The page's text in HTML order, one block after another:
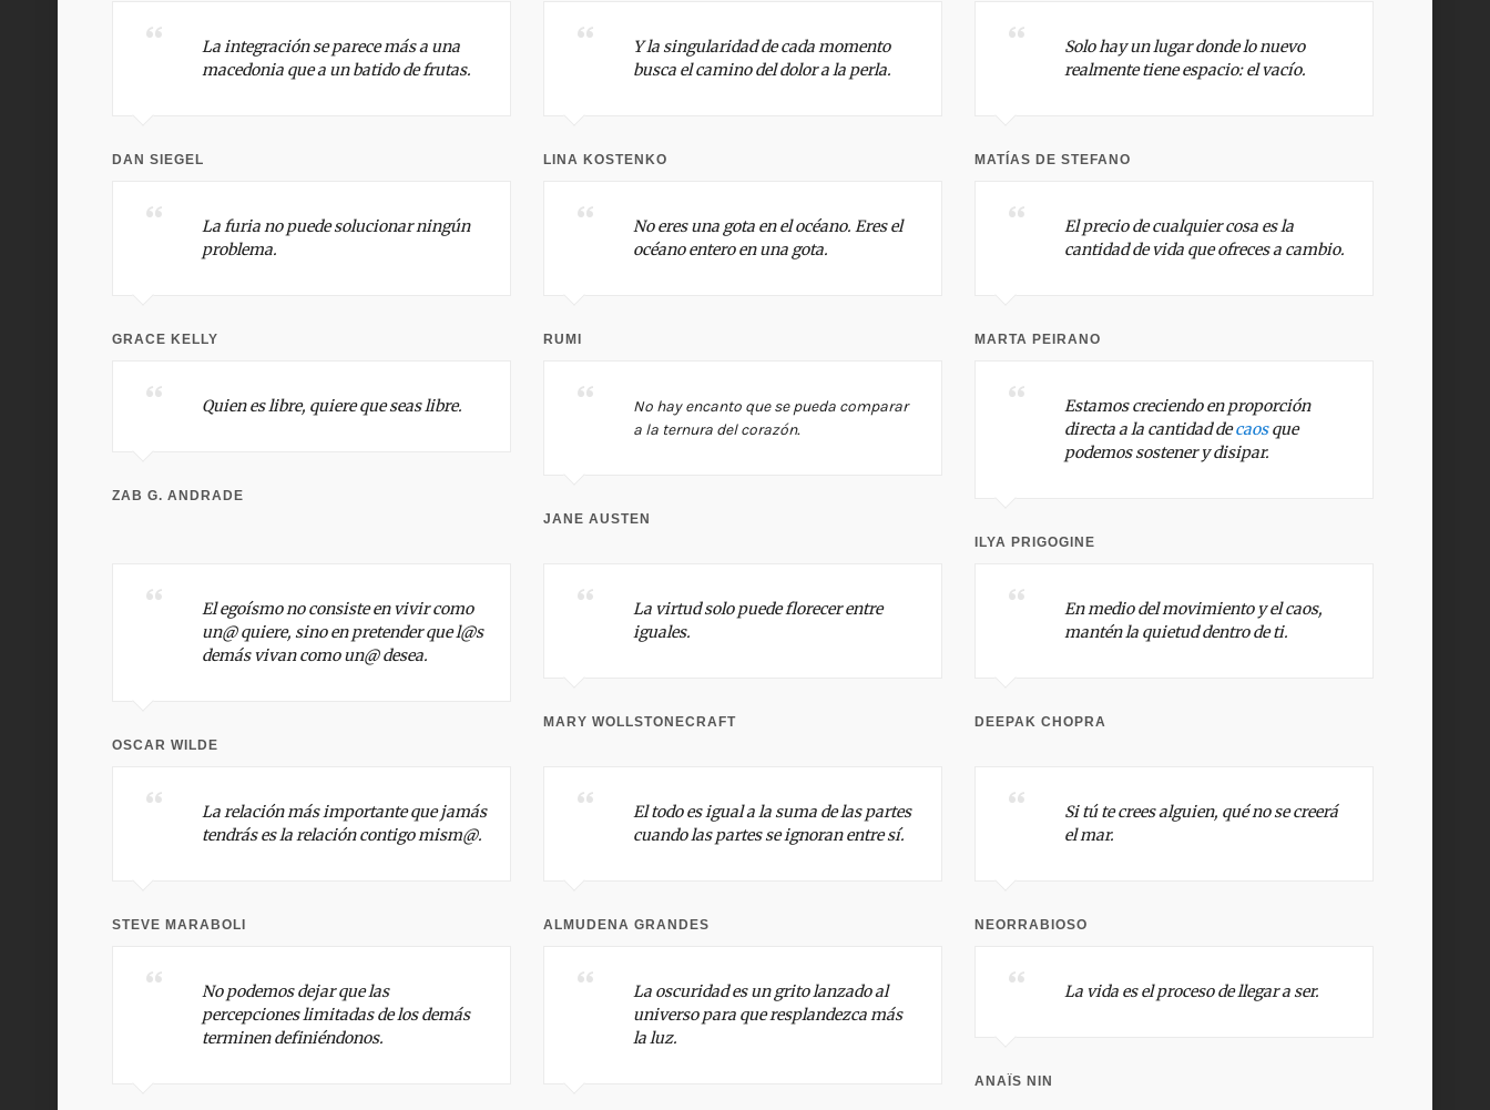
La integración se parece más a una
macedonia que a un batido de frutas.
DAN SIEGEL
Y la singularidad de cada momento
busca el camino del dolor a la perla.
LINA KOSTENKO
Solo hay un lugar donde lo nuevo
realmente tiene espacio: el vacío.
MATÍAS DE STEFANO
La furia no puede solucionar ningún
problema.
GRACE KELLY
No eres una gota en el océano. Eres el
océano entero en una gota.
RUMI
El precio de cualquier cosa es la
cantidad de vida que ofreces a cambio.
MARTA PEIRANO
Quien es libre, quiere que seas libre.
ZAB G. ANDRADE
No hay encanto que se pueda comparar
a la ternura del corazón.
JANE AUSTEN
Estamos creciendo en proporción
directa a la cantidad decaosque
podemos sostener y disipar.
ILYA PRIGOGINE
El egoísmo no consiste en vivir como
un@ quiere, sino en pretender que l@s
demás vivan como un@ desea.
OSCAR WILDE
La virtud solo puede florecer entre
iguales.
MARY WOLLSTONECRAFT
En medio del movimiento y el caos,
mantén la quietud dentro de ti.
DEEPAK CHOPRA
La relación más importante que jamás
tendrás es la relación contigo mism@.
STEVE MARABOLI
El todo es igual a la suma de las partes
cuando las partes se ignoran entre sí.
ALMUDENA GRANDES
Si tú te crees alguien, qué no se creerá
el mar.
NEORRABIOSO
No podemos dejar que las
percepciones limitadas de los demás
terminen definiéndonos.
La oscuridad es un grito lanzado al
universo para que resplandezca más
la luz.
La vida es el proceso de llegar a ser.
ANAÏS NIN